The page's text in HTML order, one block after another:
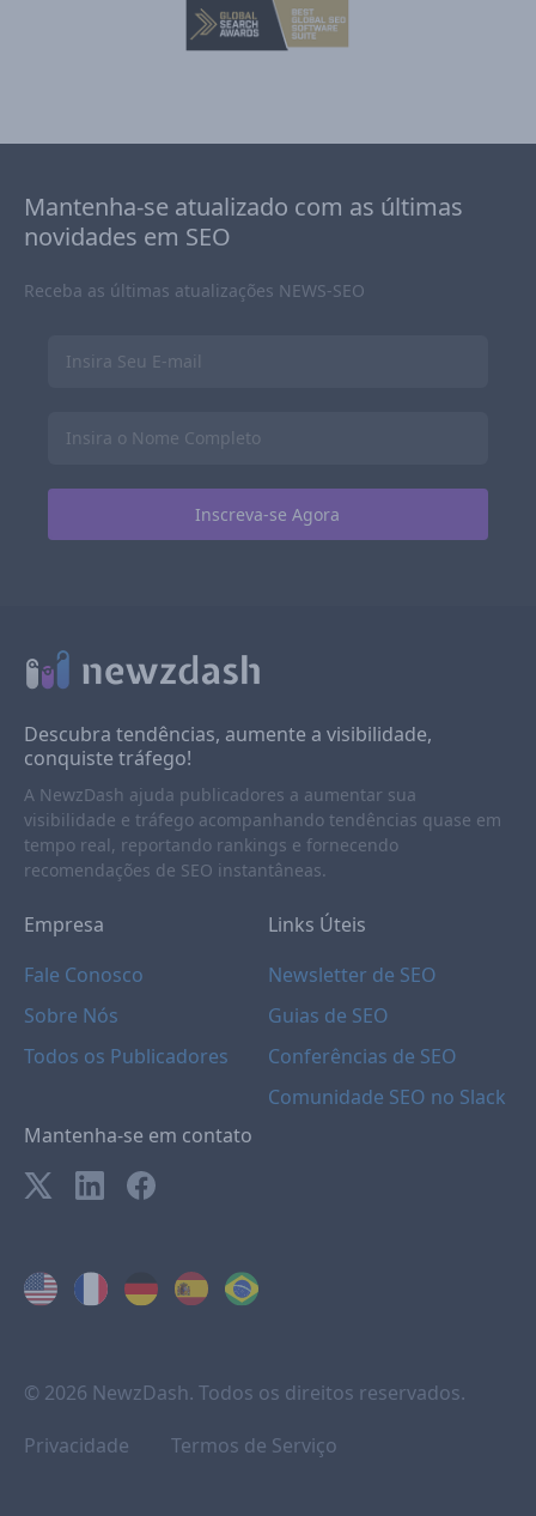
Mantenha-se atualizado com as últimas
novidades em SEO
Receba as últimas atualizações NEWS-SEO
Descubra tendências, aumente a visibilidade,
conquiste tráfego!
A NewzDash ajuda publicadores a aumentar sua
visibilidade e tráfego acompanhando tendências quase em
tempo real, reportando rankings e fornecendo
recomendações de SEO instantâneas.
Empresa
Fale Conosco
Sobre Nós
Todos os Publicadores
Links Úteis
Newsletter de SEO
Guias de SEO
Conferências de SEO
Comunidade SEO no Slack
Mantenha-se em contato
© 2026 NewzDash. Todos os direitos reservados.
Privacidade
Termos de Serviço